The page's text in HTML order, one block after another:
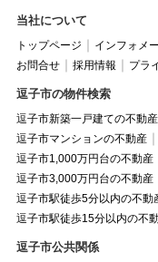
当社について
トップページ インフォメ
お問合せ
採用情報 プラ
逗子市の物件検索
逗子市新築一戸建ての不動産
逗子市マンションの不動産
逗子市1,000万円台の不動産
逗子市3,000万円台の不動産
逗子市駅徒歩5分以内の不動
逗子市駅徒歩15分以内の不
逗子市公共関係